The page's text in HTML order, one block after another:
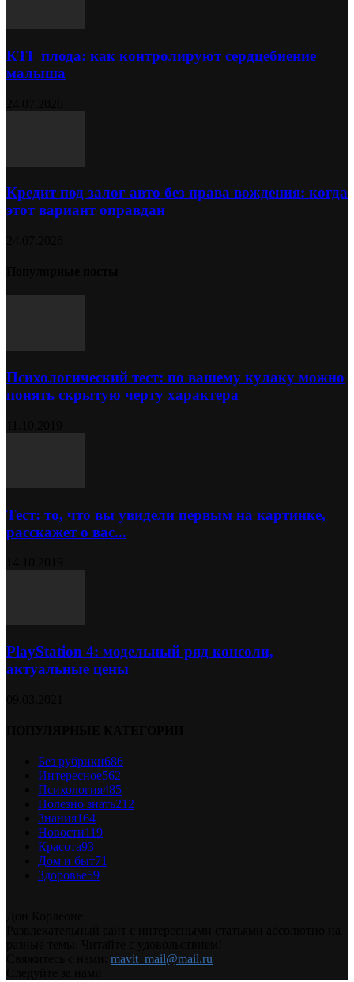
КТГ плода: как контролируют сердцебиение
малыша
Кредит под залог авто без права вождения: когда
этот вариант оправдан
Психологический тест: по вашему кулаку можно
понять скрытую черту характера
Тест: то, что вы увидели первым на картинке,
расскажет о вас...
PlayStation 4: модельный ряд консоли,
актуальные цены
Без рубрики686
Интересное562
Психология485
Полезно знать212
Знания164
Новости119
Красота93
Дом и быт71
Здоровье59
mavit_mail@mail.ru